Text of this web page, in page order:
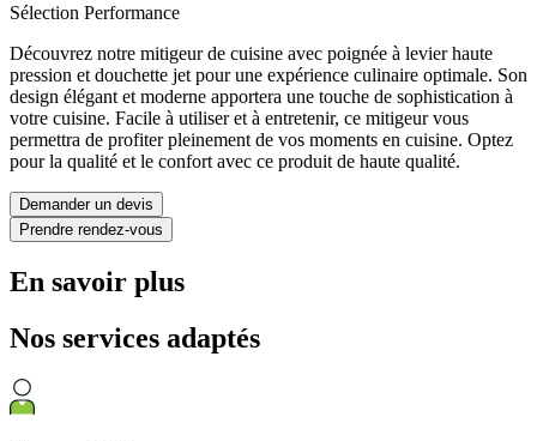
Sélection Performance
Découvrez notre mitigeur de cuisine avec poignée à levier haute
pression et douchette jet pour une expérience culinaire optimale. Son
design élégant et moderne apportera une touche de sophistication à
votre cuisine. Facile à utiliser et à entretenir, ce mitigeur vous
permettra de profiter pleinement de vos moments en cuisine. Optez
pour la qualité et le confort avec ce produit de haute qualité.
Demander un devis
Prendre rendez-vous
En savoir plus
Nos services adaptés